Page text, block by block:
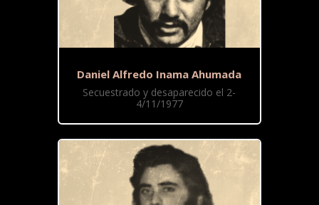
Daniel Alfredo Inama Ahumada
Secuestrado y desaparecido el 2-
4/11/1977